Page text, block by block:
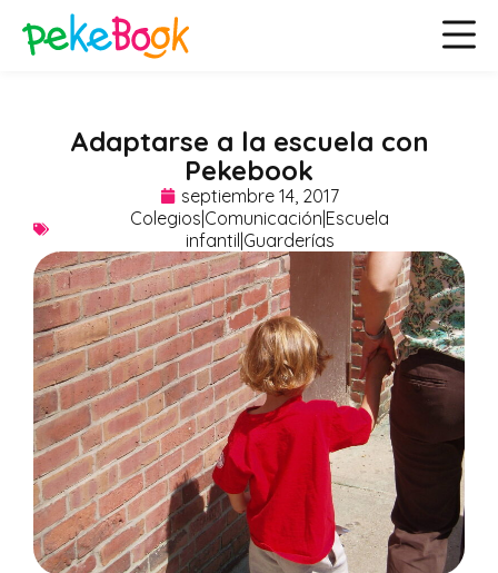
Adaptarse a la escuela con
Pekebook
septiembre 14, 2017
Colegios|Comunicación|Escuela
infantil|Guarderías